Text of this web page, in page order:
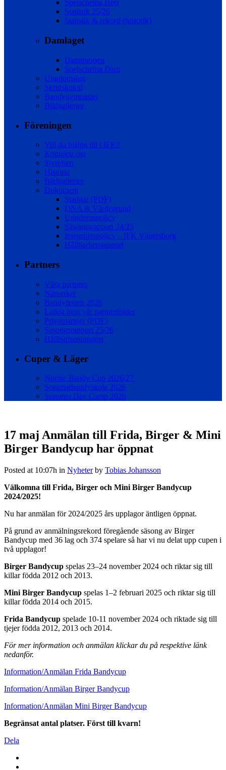
Spelschema Herr
Statistik 25/26
Statistik & rekord (historik)
Damlaget
Damtruppen
Spelschema Dam
Ungdomslag
Skridskokul
Bandygymnasiet
Bildgallerier
Föreningen
Vill du hjälpa till i IFK?
Kontakta oss
Styrelsen
Historia
Bildgallerier
Dokument
Stadgar (PDF)
DNA & Värdegrund
Ungdomspolicy
Säsongsrapport 24/25
Integritetspolicy – IFK Vänersborg
Hållbarhetsrapport
Partners
Våra partners
Nätverket
Bandyfesten 2026
Ladda hem vår partnerfolder
Privatpartner (PDF)
Säsongsrapport 25/26
Hållbarhetsrapport
Cuper & Läger
Nordic Bandy Cup 2026/27
Sommarbandyskola 2026
Summer Day Camp 2026
17 maj Anmälan till Frida, Birger & Mini
Birger Bandycup har öppnat
Posted at 10:07h in Nyheter by Tobias Johansson
Välkomna till Frida, Birger och Mini Birger Bandycup
2024/2025!
Nu har anmälan för 2024/2025 års upplagor äntligen öppnat.
På grund av anmälningsrekord föregående säsong av Birger
Bandycup med 36 lag och 374 spelare så har vi nu delat upp cupen i
två upplagor!
Birger Bandycup spelas 23–24 november 2024 och riktar sig till
killar födda 2012 och 2013.
Mini Birger Bandycup spelas 1–2 februari 2025 och riktar sig till
killar födda 2014 och 2015.
Frida Bandycup spelade 10-11 november 2024 och riktade sig till
tjejer födda 2012, 2013 och 2014.
För mer information och anmälan klickar du på respektive länk
nedanför.
Information/Anmälan Frida Bandycup
Information/Anmälan Birger Bandycup
Information/Anmälan Mini Birger Bandycup
Begränsat antal platser. Först till kvarn!
Dela